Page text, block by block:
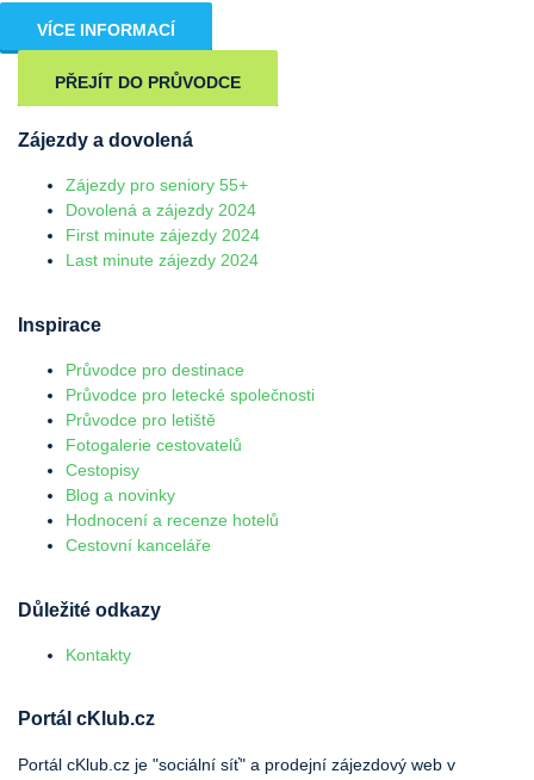
VÍCE INFORMACÍ
PŘEJÍT DO PRŮVODCE
Zájezdy a dovolená
Zájezdy pro seniory 55+
Dovolená a zájezdy 2024
First minute zájezdy 2024
Last minute zájezdy 2024
Inspirace
Průvodce pro destinace
Průvodce pro letecké společnosti
Průvodce pro letiště
Fotogalerie cestovatelů
Cestopisy
Blog a novinky
Hodnocení a recenze hotelů
Cestovní kanceláře
Důležité odkazy
Kontakty
Portál cKlub.cz
Portál cKlub.cz je "sociální síť" a prodejní zájezdový web v